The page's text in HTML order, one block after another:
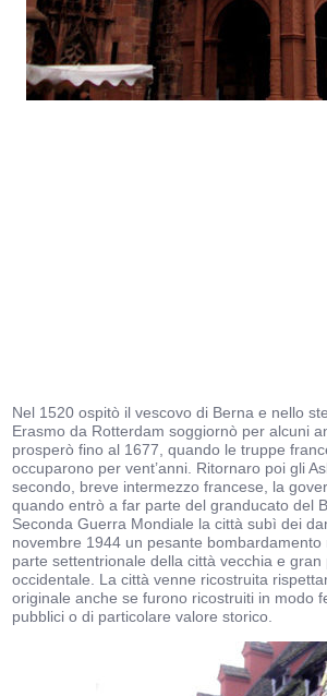
Nel 1520 ospitò il vescovo di Berna e nello
Erasmo da Rotterdam soggiornò per alcuni
prosperò fino al 1677, quando le truppe
occuparono per vent’anni. Ritornaro poi gli
secondo, breve intermezzo francese, la
quando entrò a far parte del granducato del
Seconda Guerra Mondiale la città subì dei
novembre 1944 un pesante bombardamento
parte settentrionale della città vecchia e gran
occidentale. La città venne ricostruita
originale anche se furono ricostruiti in modo
pubblici o di particolare valore storico.